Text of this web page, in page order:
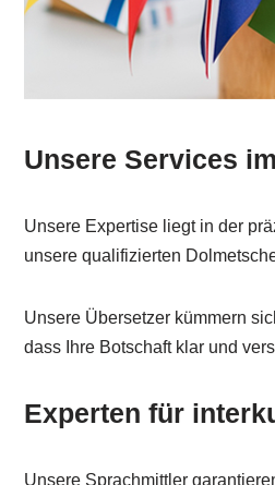
Unsere Services
Unsere Expertise liegt in der
unsere qualifizierten
Unsere Übersetzer kümmern
dass Ihre Botschaft klar und
Experten für
Unsere Sprachmittler